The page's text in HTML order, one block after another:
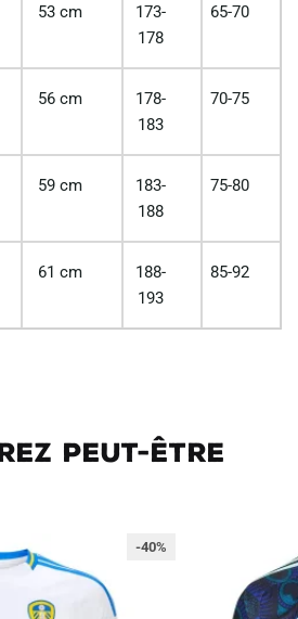
53 cm
173-
178
65-70
56 cm
178-
183
70-75
59 cm
183-
188
75-80
61 cm
188-
193
85-92
peut-être
-40%